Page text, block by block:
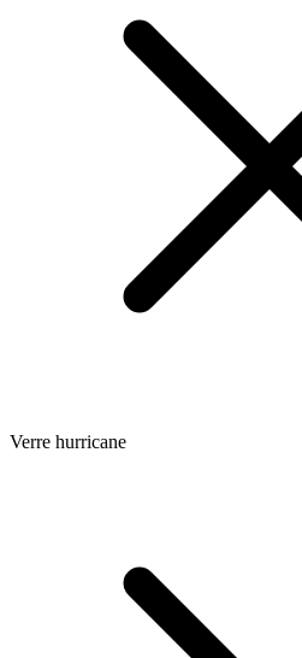
Verre hurricane